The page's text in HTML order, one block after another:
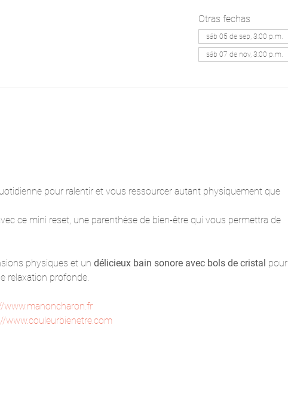
Otras fechas
sáb 05 de sep, 3:00 p.m.
sáb 07 de nov, 3:00 p.m.
pour ralentir et vous ressourcer autant physiquement que
ce mini reset, une parenthèse de bien-être qui vous permettra de
physiques et un délicieux bain sonore avec bols de cristal pour
relaxation profonde.
www.manoncharon.fr
www.couleurbienetre.com